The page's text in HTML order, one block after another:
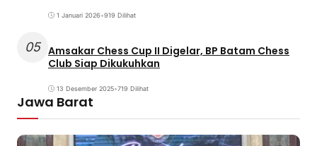
1 Januari 2026•919 Dilihat
05 Amsakar Chess Cup II Digelar, BP Batam Chess
Club Siap Dikukuhkan
13 Desember 2025•719 Dilihat
Jawa Barat